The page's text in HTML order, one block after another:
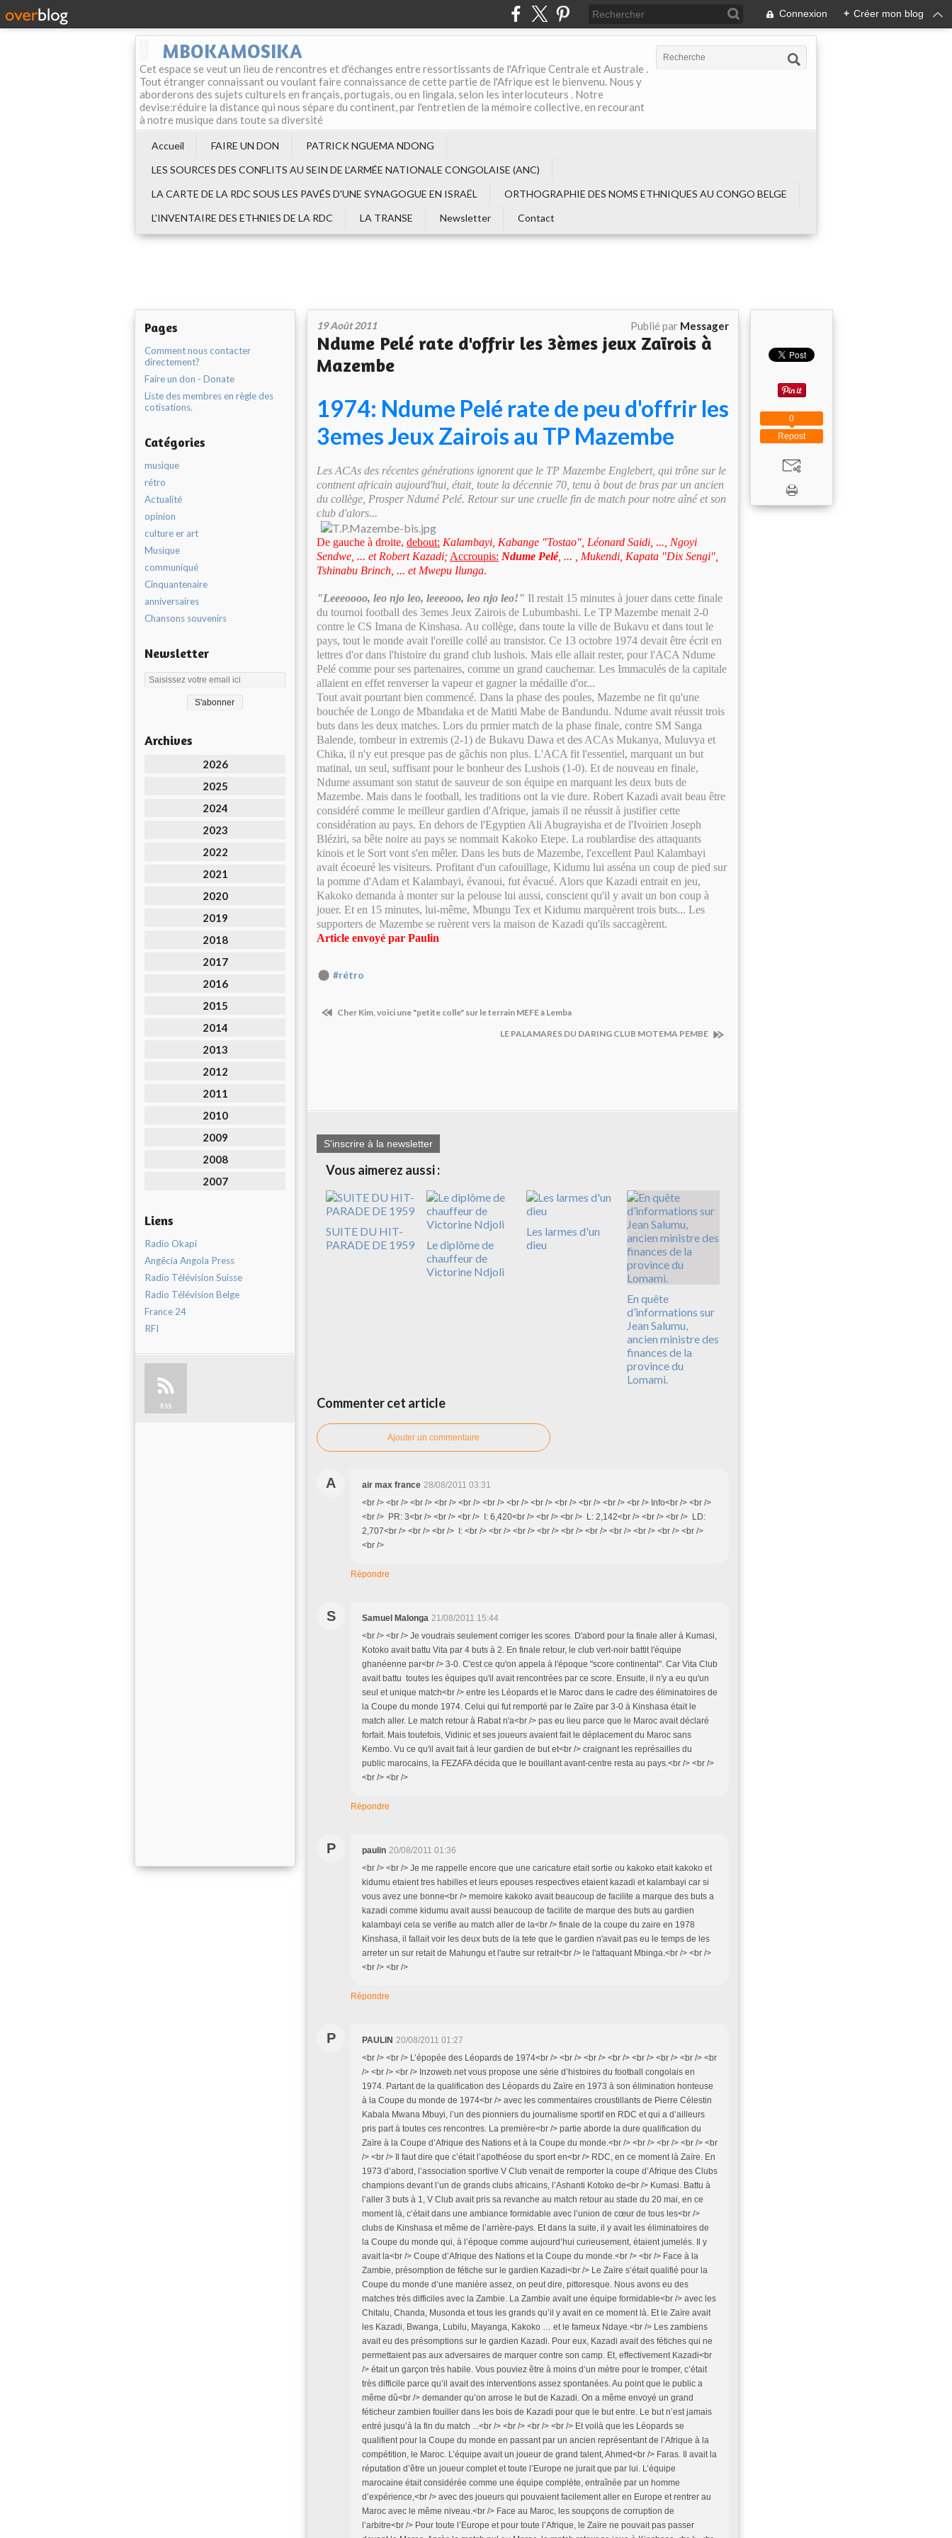
Connexion + Créer mon blog
MBOKAMOSIKA
Cet espace se veut un lieu de rencontres et d'échanges entre ressortissants de l'Afrique Centrale et Australe .
Tout étranger connaissant ou voulant faire connaissance de cette partie de l'Afrique est le bienvenu. Nous y
aborderons des sujets culturels en français, portugais, ou en lingala, selon les interlocuteurs . Notre
devise:réduire la distance qui nous sépare du continent, par l'entretien de la mémoire collective, en recourant
à notre musique dans toute sa diversité
Accueil FAIRE UN DON
PATRICK NGUEMA NDONG
LES SOURCES DES CONFLITS AU SEIN DE L‘ARMÉE NATIONALE CONGOLAISE (ANC)
LA CARTE DE LA RDC SOUS LES PAVÉS D'UNE SYNAGOGUE EN ISRAËL
ORTHOGRAPHIE DES NOMS ETHNIQUES AU CONGO BELGE
L'INVENTAIRE DES ETHNIES DE LA RDC
LA TRANSE Newsletter Contact
Pages
Comment nous contacter
directement?
Faire un don - Donate
Liste des membres en règle des
cotisations.
Catégories
musique
rétro
Actualité
opinion
culture er art
Musique
communiqué
Cinquantenaire
anniversaires
Chansons souvenirs
Newsletter
Archives
2026
2025
2024
2023
2022
2021
2020
2019
2018
2017
2016
2015
2014
2013
2012
2011
2010
2009
2008
2007
Liens
Radio Okapi
Angêcia Angola Press
Radio Télévision Suisse
Radio Télévision Belge
France 24
RFI
RSS
19 Août 2011 Publié par Messager
Ndume Pelé rate d'offrir les 3èmes jeux Zaïrois à
Mazembe
1974: Ndume Pelé rate de peu d'offrir les
3emes Jeux Zairois au TP Mazembe
Les ACAs des récentes générations ignorent que le TP Mazembe Englebert, qui trône sur le
contnent africain aujourd'hui, était, toute la décennie 70, tenu à bout de bras par un ancien
du collège, Prosper Ndumé Pelé. Retour sur une cruelle fin de match pour notre aîné et son
club d'alors...
De gauche à droite, debout: Kalambayi, Kabange "Tostao", Léonard Saidi, ..., Ngoyi
Sendwe, ... et Robert Kazadi;Accroupis: Ndume Pelé, ... , Mukendi, Kapata "Dix Sengi",
Tshinabu Brinch, ... et Mwepu Ilunga.
"Leeeoooo, leo njo leo, leeeooo, leo njo leo!" Il restait 15 minutes à jouer dans cette finale
du tournoi football des 3emes Jeux Zairois de Lubumbashi. Le TP Mazembe menait 2-0
contre le CS Imana de Kinshasa. Au collège, dans toute la ville de Bukavu et dans tout le
pays, tout le monde avait l'oreille collé au transistor. Ce 13 octobre 1974 devait être écrit en
lettres d'or dans l'histoire du grand club lushois. Mais elle allait rester, pour l'ACA Ndume
Pelé comme pour ses partenaires, comme un grand cauchemar. Les Immaculés de la capitale
allaient en effet renverser la vapeur et gagner la médaille d'or...
Tout avait pourtant bien commencé. Dans la phase des poules, Mazembe ne fit qu'une
bouchée de Longo de Mbandaka et de Matiti Mabe de Bandundu. Ndume avait réussit trois
buts dans les deux matches. Lors du prmier match de la phase finale, contre SM Sanga
Balende, tombeur in extremis (2-1) de Bukavu Dawa et des ACAs Mukanya, Muluvya et
Chika, il n'y eut presque pas de gâchis non plus. L'ACA fit l'essentiel, marquant un but
matinal, un seul, suffisant pour le bonheur des Lushois (1-0). Et de nouveau en finale,
Ndume assumant son statut de sauveur de son équipe en marquant les deux buts de
Mazembe. Mais dans le football, les traditions ont la vie dure. Robert Kazadi avait beau être
considéré comme le meilleur gardien d'Afrique, jamais il ne réussit à justifier cette
considération au pays. En dehors de l'Egyptien Ali Abugrayisha et de l'Ivoirien Joseph
Bléziri, sa bête noire au pays se nommait Kakoko Etepe. La roublardise des attaquants
kinois et le Sort vont s'en mêler. Dans les buts de Mazembe, l'excellent Paul Kalambayi
avait écoeuré les visiteurs. Profitant d'un cafouillage, Kidumu lui asséna un coup de pied sur
la pomme d'Adam et Kalambayi, évanoui, fut évacué. Alors que Kazadi entrait en jeu,
Kakoko demanda à monter sur la pelouse lui aussi, conscient qu'il y avait un bon coup à
jouer. Et en 15 minutes, lui-même, Mbungu Tex et Kidumu marquèrent trois buts... Les
supporters de Mazembe se ruèrent vers la maison de Kazadi qu'ils saccagèrent.
Article envoyé par Paulin
#rétro
Cher Kim, voici une "petite colle" sur le terrain MEFE à Lemba
LE PALAMARES DU DARING CLUB MOTEMA PEMBE
S'inscrire à la newsletter
Vous aimerez aussi :
SUITE DU HIT-
PARADE DE 1959
Le diplôme de
chauffeur de
Victorine Ndjoli
Les larmes d'un
dieu
En quête
d’informations sur
Jean Salumu,
ancien ministre des
finances de la
province du
Lomami.
Commenter cet article
Ajouter un commentaire
A air max france 28/08/2011 03:31
<br /> <br /> <br /> <br /> <br /> <br /> <br /> <br /> <br /> <br /> <br /> <br /> Info<br /> <br />
<br /> PR: 3<br /> <br /> <br /> I: 6,420<br /> <br /> <br /> L: 2,142<br /> <br /> <br /> LD:
2,707<br /> <br /> <br /> I: <br /> <br /> <br /> <br /> <br /> <br /> <br /> <br /> <br /> <br />
<br />
Répondre
S Samuel Malonga 21/08/2011 15:44
<br /> <br /> Je voudrais seulement corriger les scores. D'abord pour la finale aller à Kumasi,
Kotoko avait battu Vita par 4 buts à 2. En finale retour, le club vert-noir battit l'équipe
ghanéenne par<br /> 3-0. C'est ce qu'on appela à l'époque "score continental". Car Vita Club
avait battu toutes les équipes qu'il avait rencontrées par ce score. Ensuite, il n'y a eu qu'un
seul et unique match<br /> entre les Léopards et le Maroc dans le cadre des éliminatoires de
la Coupe du monde 1974. Celui qui fut remporté par le Zaïre par 3-0 à Kinshasa était le
match aller. Le match retour à Rabat n'a<br /> pas eu lieu parce que le Maroc avait déclaré
forfait. Mais toutefois, Vidinic et ses joueurs avaient fait le déplacement du Maroc sans
Kembo. Vu ce qu'il avait fait à leur gardien de but et<br /> craignant les représailles du
public marocains, la FEZAFA décida que le bouillant avant-centre resta au pays.<br /> <br />
<br /> <br />
Répondre
P paulin 20/08/2011 01:36
<br /> <br /> Je me rappelle encore que une caricature etait sortie ou kakoko etait kakoko et
kidumu etaient tres habilles et leurs epouses respectives etaient kazadi et kalambayi car si
vous avez une bonne<br /> memoire kakoko avait beaucoup de facilite a marque des buts a
kazadi comme kidumu avait aussi beaucoup de facilite de marque des buts au gardien
kalambayi cela se verifie au match aller de la<br /> finale de la coupe du zaire en 1978
Kinshasa, il fallait voir les deux buts de la tete que le gardien n'avait pas eu le temps de les
arreter un sur retait de Mahungu et l'autre sur retrait<br /> le l'attaquant Mbinga.<br /> <br />
<br /> <br />
Répondre
P PAULIN 20/08/2011 01:27
<br /> <br /> L’épopée des Léopards de 1974<br /> <br /> <br /> <br /> <br /> <br /> <br /> <br
/> <br /> <br /> Inzoweb.net vous propose une série d’histoires du football congolais en
1974. Partant de la qualification des Léopards du Zaïre en 1973 à son élimination honteuse
à la Coupe du monde de 1974<br /> avec les commentaires croustillants de Pierre Célestin
Kabala Mwana Mbuyi, l’un des pionniers du journalisme sportif en RDC et qui a d’ailleurs
pris part à toutes ces rencontres. La première<br /> partie aborde la dure qualification du
Zaïre à la Coupe d’Afrique des Nations et à la Coupe du monde.<br /> <br /> <br /> <br /> <br
/> <br /> Il faut dire que c’était l’apothéose du sport en<br /> RDC, en ce moment là Zaïre. En
1973 d’abord, l’association sportive V Club venait de remporter la coupe d’Afrique des Clubs
champions devant l’un de grands clubs africains, l’Ashanti Kotoko de<br /> Kumasi. Battu à
l’aller 3 buts à 1, V Club avait pris sa revanche au match retour au stade du 20 mai, en ce
moment là, c’était dans une ambiance formidable avec l’union de cœur de tous les<br />
clubs de Kinshasa et même de l’arrière-pays. Et dans la suite, il y avait les éliminatoires de
la Coupe du monde qui, à l’époque comme aujourd’hui curieusement, étaient jumelés. Il y
avait la<br /> Coupe d’Afrique des Nations et la Coupe du monde.<br /> <br /> Face à la
Zambie, présomption de fétiche sur le gardien Kazadi<br /> Le Zaïre s’était qualifié pour la
Coupe du monde d’une manière assez, on peut dire, pittoresque. Nous avons eu des
matches très difficiles avec la Zambie. La Zambie avait une équipe formidable<br /> avec les
Chitalu, Chanda, Musonda et tous les grands qu’il y avait en ce moment là. Et le Zaïre avait
les Kazadi, Bwanga, Lubilu, Mayanga, Kakoko … et le fameux Ndaye.<br /> Les zambiens
avait eu des présomptions sur le gardien Kazadi. Pour eux, Kazadi avait des fétiches qui ne
permettaient pas aux adversaires de marquer contre son camp. Et, effectivement Kazadi<br
/> était un garçon très habile. Vous pouviez être à moins d’un mètre pour le tromper, c’était
très difficile parce qu’il avait des interventions assez spontanées. Au point que le public a
même dû<br /> demander qu’on arrose le but de Kazadi. On a même envoyé un grand
féticheur zambien fouiller dans les bois de Kazadi pour que le but entre. Le but n’est jamais
entré jusqu’à la fin du match ...<br /> <br /> <br /> <br /> Et voilà que les Léopards se
qualifient pour la Coupe du monde en passant par un ancien représentant de l’Afrique à la
compétition, le Maroc. L’équipe avait un joueur de grand talent, Ahmed<br /> Faras. Il avait la
réputation d’être un joueur complet et toute l’Europe ne jurait que par lui. L’équipe
marocaine était considérée comme une équipe complète, entraînée par un homme
d’expérience,<br /> avec des joueurs qui pouvaient facilement aller en Europe et rentrer au
Maroc avec le même niveau.<br /> Face au Maroc, les soupçons de corruption de
l’arbitre<br /> Pour toute l’Europe et pour toute l’Afrique, le Zaïre ne pouvait pas passer
Repost
0